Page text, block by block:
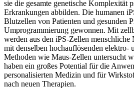
sie die gesamte genetische Komplexität
Erkrankungen abbilden. Die humanen
Blutzellen von Patienten und gesunden
Umprogrammierung gewonnen. Mit
werden aus den iPS-Zellen menschliche
mit denselben hochauflösenden elektro-
Methoden wie Maus-Zellen untersucht
haben ein großes Potential für die
personalisierten Medizin und für
nach neuen Therapien.